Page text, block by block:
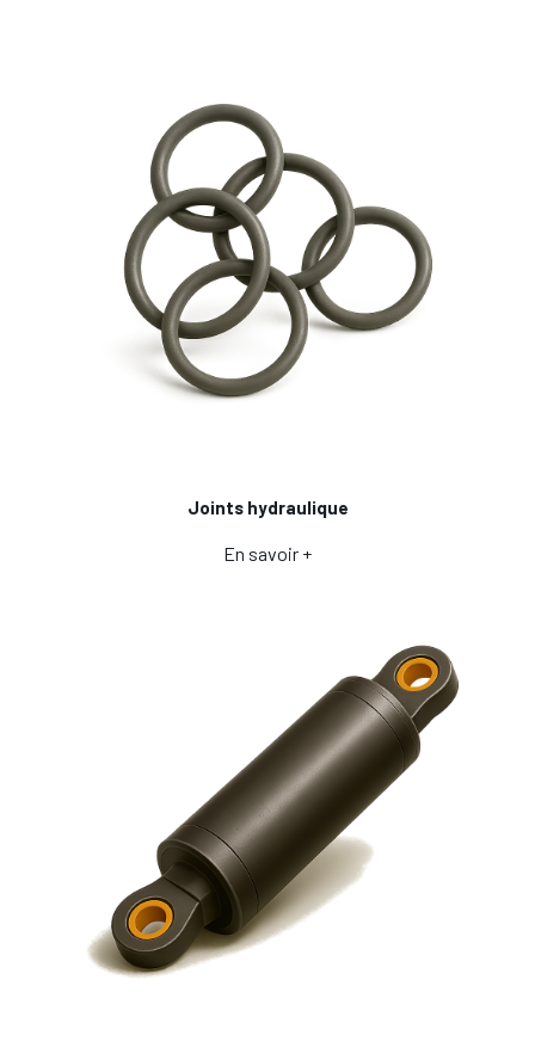
Joints hydraulique
En savoir +